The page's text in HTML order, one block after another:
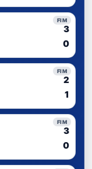
FIM
3
0
FIM
2
1
FIM
3
0